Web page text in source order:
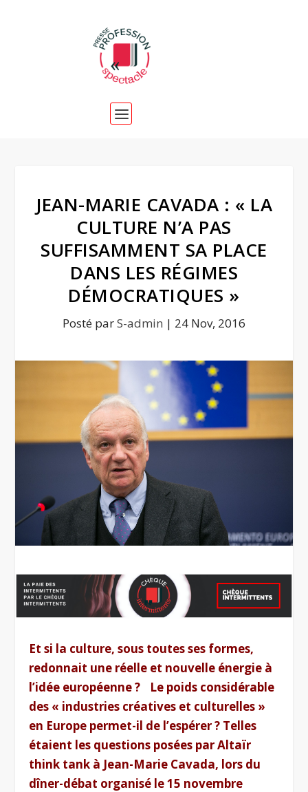
JEAN-MARIE CAVADA : « LA
CULTURE N’A PAS
SUFFISAMMENT SA PLACE
DANS LES RÉGIMES
DÉMOCRATIQUES »
Posté parS-admin | 24 Nov, 2016
Et si la culture, sous toutes ses formes,
redonnait une réelle et nouvelle énergie à
l’idée européenne ? Le poids considérable
des « industries créatives et culturelles »
en Europe permet-il de l’espérer ? Telles
étaient les questions posées parAltaïr
think tank à Jean-Marie Cavada, lors du
dîner-débat organisé le 15 novembre